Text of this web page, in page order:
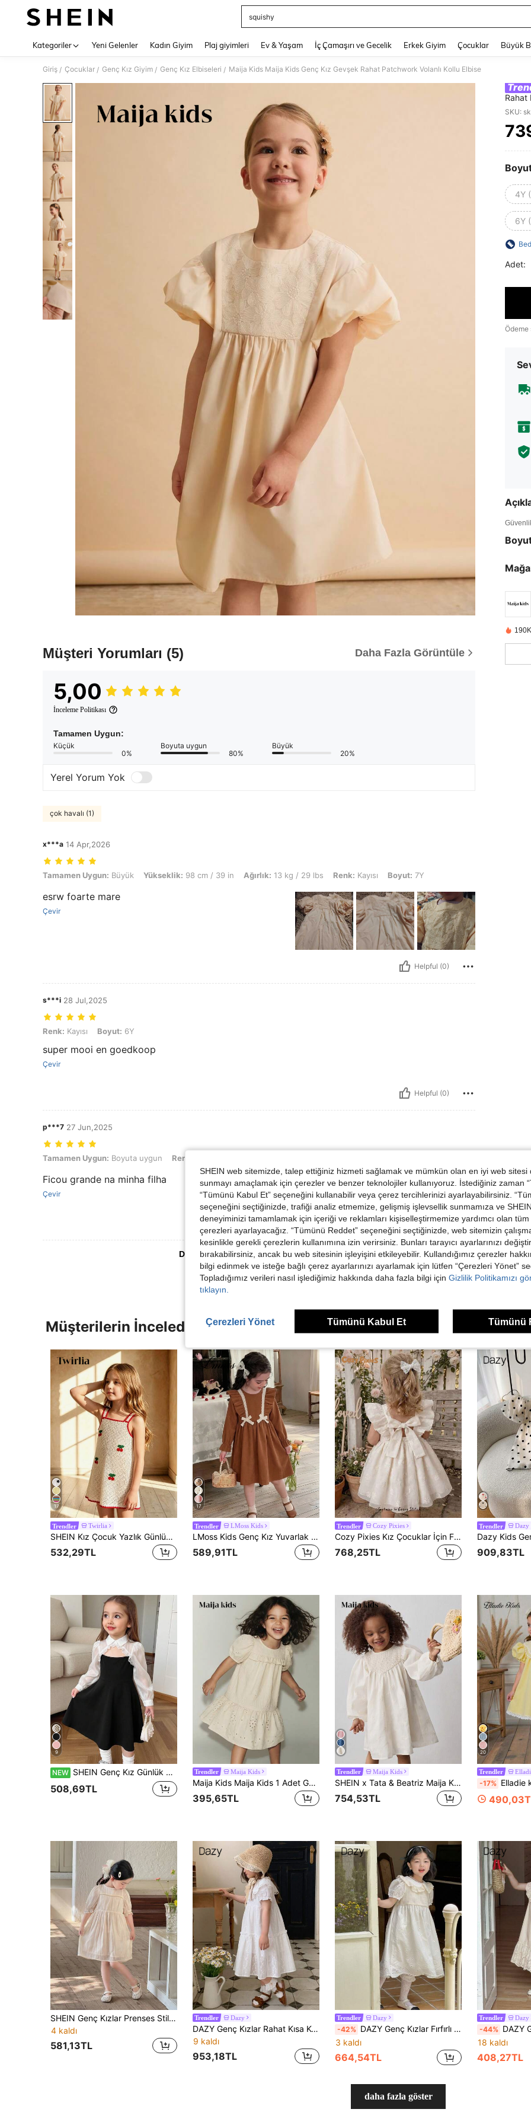
squishy
Kategoriler Yeni Gelenler Kadın Giyim Plaj giyimleri Ev & Yaşam İç Çamaşırı ve Gecelik Erkek Giyim Çocuklar Büyük
Giriş / Çocuklar / Genç Kız Giyim / Genç Kız Elbiseleri / Maija Kids Maija Kids Genç Kız Gevşek Rahat Patchwork Volanlı Kollu Elbise
Müşteri Yorumları (5) Daha Fazla Görüntüle
5,00
İnceleme Politikası
Tamamen Uygun:
Küçük
0%
Boyuta uygun
80%
Büyük
20%
Yerel Yorum Yok
çok havalı (1)
x***a 14 Apr,2026
Tamamen Uygun: Büyük, Yükseklik: 98 cm / 39 in, Ağırlık: 13 kg / 29 lbs, Renk: Kayısı, Boyut: 7Y
Tamamen Uygun: Büyük Yükseklik: 98 cm / 39 in Ağırlık: 13 kg / 29 lbs Renk: Kayısı Boyut: 7Y
esrw foarte mare
Çevir
Helpful (0)
s***i 28 Jul,2025
Renk: Kayısı, Boyut: 6Y
Renk: Kayısı Boyut: 6Y
super mooi en goedkoop
Çevir
Helpful (0)
p***7 27 Jun,2025
Tamamen Uygun: Boyuta uygun, Renk: Kayısı, Boyut: 6Y
Tamamen Uygun: Boyuta uygun Renk:
Ficou grande na minha filha
Çevir
Helpful (0)
Daha Fazla Değerlendirme Görüntüle
Rahat
SKU:
4Y
6Y
Adet:
Ödeme
Müşterilerin İncelediği Diğer Ürünler
17
Trendler Twirlia
SHEIN Kız Çocuk Yazlık Günlük Elbise, Renkli Tığ İşi 3D Çiçekli Örme Delikli Askılı Elbise, Plaj Tatili ve Günlük Kullanım İçin Uygun
532,29TL
17
Trendler LMoss Kids
LMoss Kids Genç Kız Yuvarlak Yaka Fiyonk Detaylı Pileli Fransız Tarzı Tatil ve Seyahat Elbisesi
589,91TL
Trendler Cozy Pixies
Cozy Pixies Kız Çocuklar İçin Fiyonklu Sırtı Açık Kolsuz Elbise, Çocuklar İçin 3D Jakarlı Prenses Elbise, Bebekler İçin Yazlık Şık Parti Elbisesi
768,25TL
Trendler Dazy
909,83TL
9
NEW SHEIN Genç Kız Günlük Minimalist Rahat Yakalı Delikli Yama Desen Kontrast Renkli Elbise, Okula Dönüş Sezonu Sonbahar/Kış Kombini
508,69TL
Trendler Maija Kids
Maija Kids Maija Kids 1 Adet Genç Kızlar İçin Günlük Şık Zarif Bol Kesim Sevimli Haki Zemin Beyaz Çiçek ve Kelebek Desenli Kare Yaka Kısa Kollu Elbise, Günlük Kullanım, Okula Dönüş, Geziler, Toplantılar, Tatil Partileri, İlkbahar ve Yaz İçin Uygun
395,65TL
Trendler Maija Kids
SHEIN x Tata & Beatriz Maija Kids Maija Kids Genç Kız Dokuma Patchwork İşlemeli Yuvarlak Yaka Bol Günlük Uzun Kollu Elbise
754,53TL
20
Trendler
-17% Elladie kids Kızlar Dantel Kenarlı Volanlı Kollu Elbise,
SHEIN Genç Kızlar Prenses Stili Kayısı Puf Kollu Elbise
4 kaldı
581,13TL
Trendler Dazy
DAZY Genç Kızlar Rahat Kısa Kollu Elbise,Kız Yaz Kıyafetleri
9 kaldı
953,18TL
Trendler Dazy
-42% DAZY Genç Kızlar Fırfırlı Gevşek Ağır Dantel Orta Diz Boyu Elbise,Kız Yaz Kıyafetleri
3 kaldı
664,54TL
Trendler Dazy
-44% DAZY Genç
18 kaldı
408,27TL
daha fazla göster
SHEIN web sitemizde, talep ettiğiniz hizmeti sağlamak ve mümkün olan en iyi web sitesi
sunmayı amaçlamak için çerezler ve benzer teknolojiler kullanıyoruz. İstediğiniz zaman
“Tümünü Kabul Et” seçeneğini kullanabilir veya çerez tercihlerinizi ayarlayabilirsiniz.
seçeneğini seçtiğinizde, trafiği analiz etmemize, gelişmiş işlevsellik sunmamıza ve
deneyiminizi tamamlamak için içeriği ve reklamları kişiselleştirmemize yardımcı olan tüm
çerezleri ayarlayacağız. “Tümünü Reddet” seçeneğini seçtiğinizde, web sitemizin
kesinlikle gerekli çerezlerin kullanımına izin verirsiniz. Bunları tarayıcı ayarlarınızı
bırakabilirsiniz, ancak bu web sitesinin işleyişini etkileyebilir. Kullandığımız çerezler
bilgi edinmek ve isteğe bağlı çerez ayarlarınızı ayarlamak için lütfen “Çerezleri Yönet”
Topladığımız verileri nasıl işlediğimiz hakkında daha fazla bilgi için Gizlilik Politikamızı
tıklayın.
Çerezleri Yönet Tümünü Kabul Et Tümünü